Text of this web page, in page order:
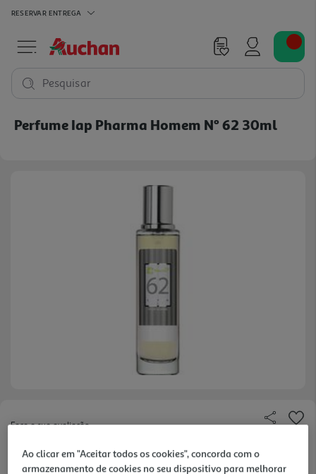
RESERVAR ENTREGA
Pesquisar
Perfume Iap Pharma Homem Nº 62 30ml
Faça a sua avaliação
186.67 €/Lt
Ao clicar em "Aceitar todos os cookies", concorda com o
armazenamento de cookies no seu dispositivo para melhorar